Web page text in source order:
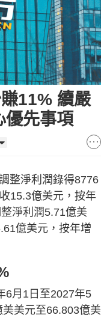
11% 續嚴
優先事項
整淨利潤錄得8776
15.3億美元，按年
淨利潤5.71億美
億美元，按年增
6月1日至2027年5
美元至66.803億美